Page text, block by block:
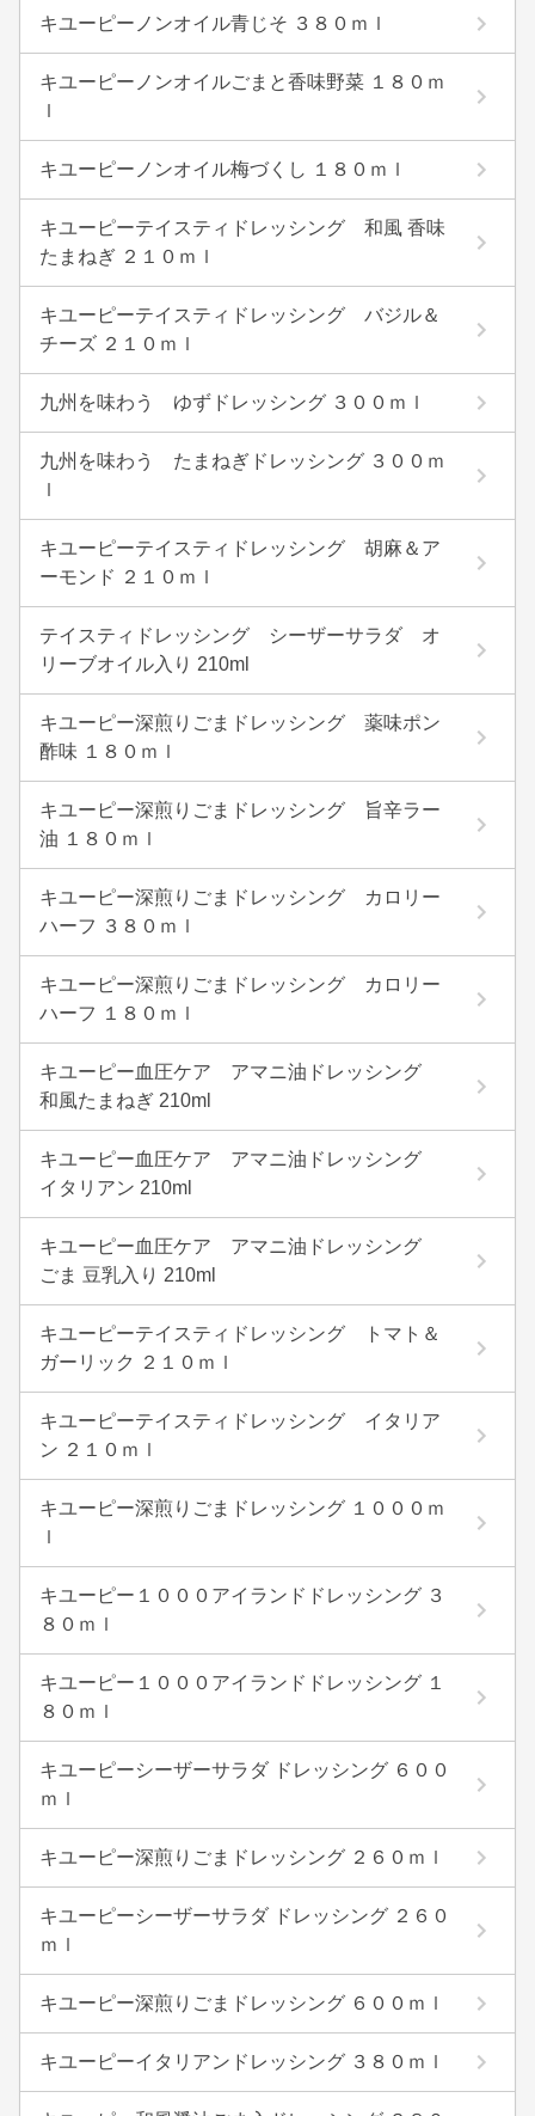
キユーピーノンオイル青じそ ３８０ｍｌ
キユーピーノンオイルごまと香味野菜 １８０ｍ
ｌ
キユーピーノンオイル梅づくし １８０ｍｌ
キユーピーテイスティドレッシング 和風 香味
たまねぎ ２１０ｍｌ
キユーピーテイスティドレッシング バジル＆
チーズ ２１０ｍｌ
九州を味わう ゆずドレッシング ３００ｍｌ
九州を味わう たまねぎドレッシング ３００ｍ
ｌ
キユーピーテイスティドレッシング 胡麻＆ア
ーモンド ２１０ｍｌ
テイスティドレッシング シーザーサラダ オ
リーブオイル入り 210ml
キユーピー深煎りごまドレッシング 薬味ポン
酢味 １８０ｍｌ
キユーピー深煎りごまドレッシング 旨辛ラー
油 １８０ｍｌ
キユーピー深煎りごまドレッシング カロリー
ハーフ ３８０ｍｌ
キユーピー深煎りごまドレッシング カロリー
ハーフ １８０ｍｌ
キユーピー血圧ケア アマニ油ドレッシング
和風たまねぎ 210ml
キユーピー血圧ケア アマニ油ドレッシング
イタリアン 210ml
キユーピー血圧ケア アマニ油ドレッシング
ごま 豆乳入り 210ml
キユーピーテイスティドレッシング トマト＆
ガーリック ２１０ｍｌ
キユーピーテイスティドレッシング イタリア
ン ２１０ｍｌ
キユーピー深煎りごまドレッシング １０００ｍ
ｌ
キユーピー１０００アイランドドレッシング ３
８０ｍｌ
キユーピー１０００アイランドドレッシング １
８０ｍｌ
キユーピーシーザーサラダ ドレッシング ６００
ｍｌ
キユーピー深煎りごまドレッシング ２６０ｍｌ
キユーピーシーザーサラダ ドレッシング ２６０
ｍｌ
キユーピー深煎りごまドレッシング ６００ｍｌ
キユーピーイタリアンドレッシング ３８０ｍｌ